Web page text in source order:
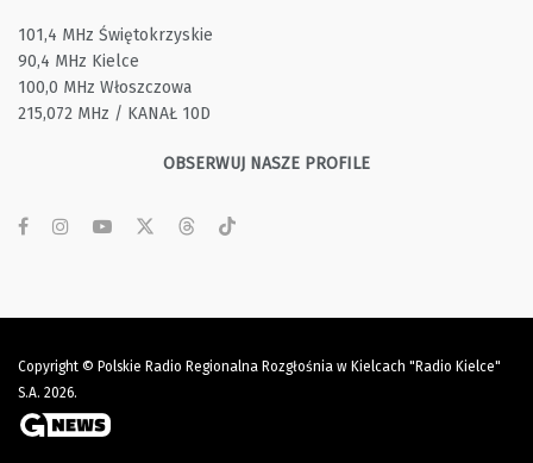
101,4 MHz Świętokrzyskie
90,4 MHz Kielce
100,0 MHz Włoszczowa
215,072 MHz / KANAŁ 10D
OBSERWUJ NASZE PROFILE
Copyright © Polskie Radio Regionalna Rozgłośnia w Kielcach "Radio Kielce"
S.A. 2026.